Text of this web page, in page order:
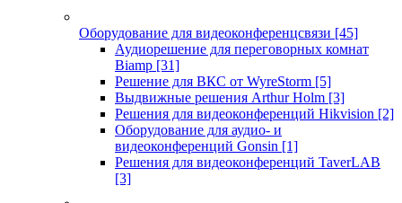
Оборудование для видеоконференцсвязи [45]
Аудиорешение для переговорных комнат
Biamp [31]
Решение для ВКС от WyreStorm [5]
Выдвижные решения Arthur Holm [3]
Решения для видеоконференций Hikvision [2]
Оборудование для аудио- и
видеоконференций Gonsin [1]
Решения для видеоконференций TaverLAB
[3]